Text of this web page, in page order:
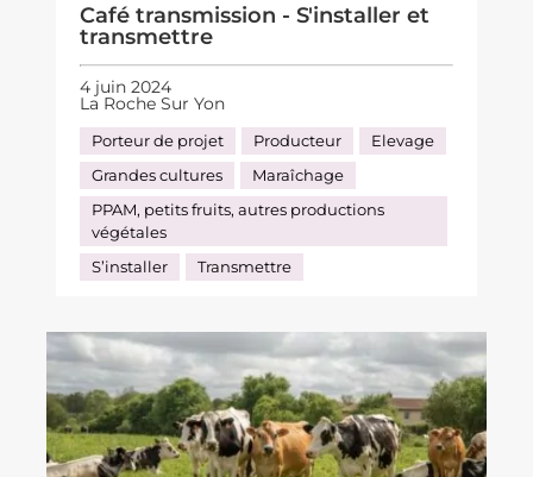
Café transmission - S'installer et
transmettre
4 juin 2024
La Roche Sur Yon
Porteur de projet Producteur
Elevage
Grandes cultures
Maraîchage
PPAM, petits fruits, autres productions
végétales
S’installer
Transmettre